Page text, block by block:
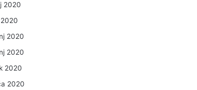
2020
2020
2020
2020
2020